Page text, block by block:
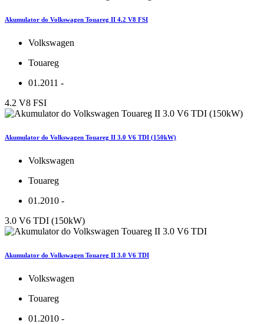
Akumulator do Volkswagen Touareg II 4.2 V8 FSI
Volkswagen
Touareg
01.2011 -
4.2 V8 FSI
Akumulator do Volkswagen Touareg II 3.0 V6 TDI (150kW)
Volkswagen
Touareg
01.2010 -
3.0 V6 TDI (150kW)
Akumulator do Volkswagen Touareg II 3.0 V6 TDI
Volkswagen
Touareg
01.2010 -